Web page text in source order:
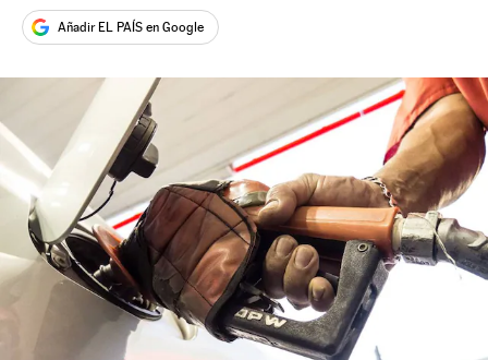
Añadir EL PAÍS en Google